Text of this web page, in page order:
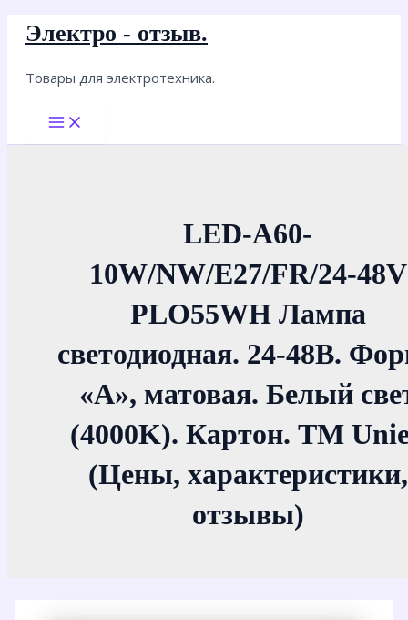
Перейти
содержимому
Электро - отзыв.
Товары для электротехника.
Main
Menu
LED-A60-
10W/NW/E27/FR/24-48V
PLO55WH Лампа
светодиодная. 24-48В.
«A», матовая. Белый
(4000K). Картон. ТМ
(Цены, характеристики,
отзывы)